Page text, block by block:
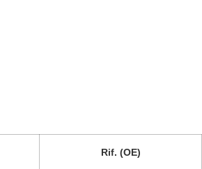
Rif. (OE)